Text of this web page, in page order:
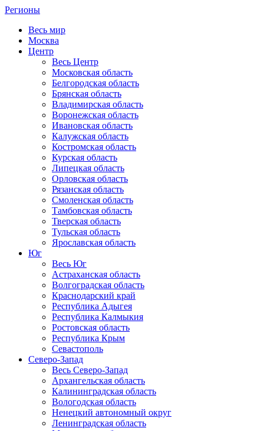
Регионы
Весь мир
Москва
Центр
Весь Центр
Московская область
Белгородская область
Брянская область
Владимирская область
Воронежская область
Ивановская область
Калужская область
Костромская область
Курская область
Липецкая область
Орловская область
Рязанская область
Смоленская область
Тамбовская область
Тверская область
Тульская область
Ярославская область
Юг
Весь Юг
Астраханская область
Волгоградская область
Краснодарский край
Республика Адыгея
Республика Калмыкия
Ростовская область
Республика Крым
Севастополь
Северо-Запад
Весь Северо-Запад
Архангельская область
Калининградская область
Вологодская область
Ненецкий автономный округ
Ленинградская область